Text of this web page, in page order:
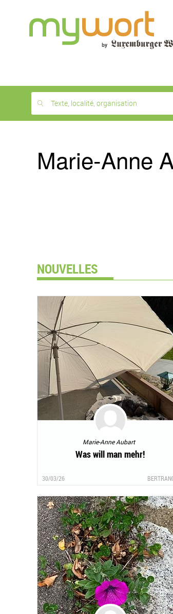
month
free
Texte, localité, organisation
Marie-Anne
NOUVELLES
Marie-Anne Aubart
Was will man mehr!
30/03/26